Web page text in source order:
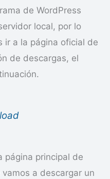
de WordPress
local, por lo
ir a la página oficial de
de descargas, el
página principal de
a descargar un